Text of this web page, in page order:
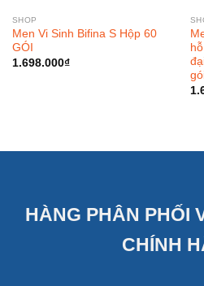
SHOP
Men Vi Sinh Bifina S Hộp 60
GÓI
1.698.000₫
HÀNG PHÂN PHỐI
CHÍNH